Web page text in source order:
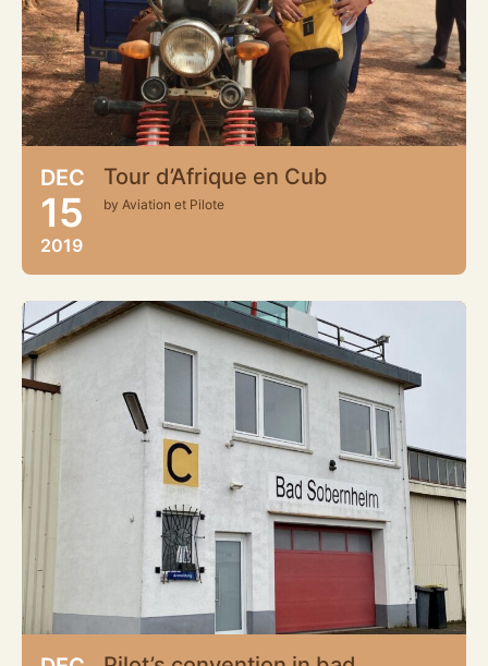
DEC
15
2019
Tour d’Afrique en Cub
by Aviation et Pilote